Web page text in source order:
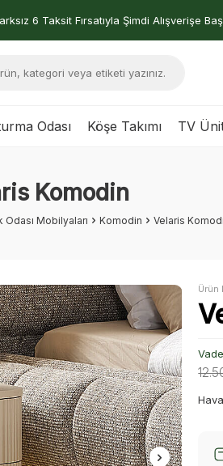
6 Taksit Fırsatıyla Şimdi Alışverişe
Odası Köşe Takımı TV
Komodin
Odası Mobilyaları Komodin Velaris
Ürün